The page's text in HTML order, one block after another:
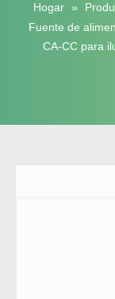
Hogar »
Fuente de
CA-CC para